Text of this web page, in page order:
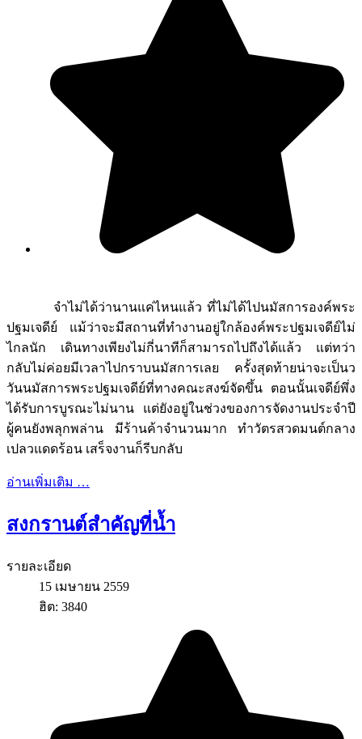
จำไม่ได้ว่านานแค่ไหนแล้ว ที่ไม่ได้ไปนมัสการองค์พระ
ปฐมเจดีย์ แม้ว่าจะมีสถานที่ทำงานอยู่ใกล้องค์พระปฐมเจดีย์ไม่
ไกลนัก เดินทางเพียงไม่กี่นาทีก็สามารถไปถึงได้แล้ว แต่ทว่า
กลับไม่ค่อยมีเวลาไปกราบนมัสการเลย ครั้งสุดท้ายน่าจะเป็นว
วันนมัสการพระปฐมเจดีย์ที่ทางคณะสงฆ์จัดขึ้น ตอนนั้นเจดีย์พึ่ง
ได้รับการบูรณะไม่นาน แต่ยังอยู่ในช่วงของการจัดงานประจำปี
ผู้คนยังพลุกพล่าน มีร้านค้าจำนวนมาก ทำวัตรสวดมนต์กลาง
เปลวแดดร้อน เสร็จงานก็รีบกลับ
อ่านเพิ่มเติม …
สงกรานต์สำคัญที่น้ำ
รายละเอียด
15 เมษายน 2559
ฮิต: 3840